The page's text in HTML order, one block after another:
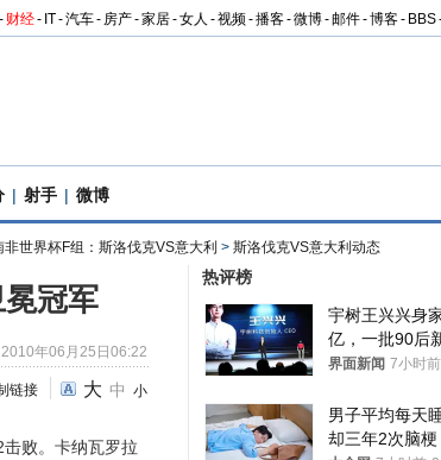
- 财经- IT-汽车- 房产-家居-女人 -视频-播客-微博-邮件-博客- BBS
| 射手 | 微博
非世界杯F组：斯洛伐克VS意大利 > 斯洛伐克VS意大利动态
冠军
2010年06月25日06:22
链接 大 中 小
败。卡纳瓦罗拉
热评榜
宇树王兴兴身
亿，一批90后
界面新闻 7小时前
男子平均每天
却三年2次脑梗